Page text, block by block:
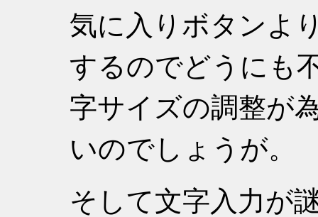
気に入りボタンよ
するのでどうにも
字サイズの調整が
いのでしょうが。
そして文字入力が